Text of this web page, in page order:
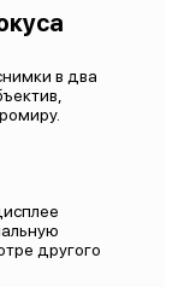
в два
другого